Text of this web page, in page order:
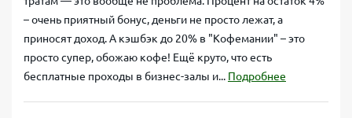
– очень приятный бонус, деньги не просто лежат, а
приносят доход. А кэшбэк до 20% в "Кофемании" – это
просто супер, обожаю кофе! Ещё круто, что есть
бесплатные проходы в бизнес-залы и... Подробнее